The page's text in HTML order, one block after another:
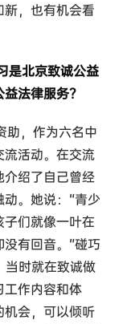
，也有机会看
是北京致诚公益
法律服务？
助，作为六名中
流活动。在交流
介绍了自己曾经
。她说：“青少
们就像一叶在
有回音。”碰巧
当时就在致诚做
工作内容和体
机会，可以倾听